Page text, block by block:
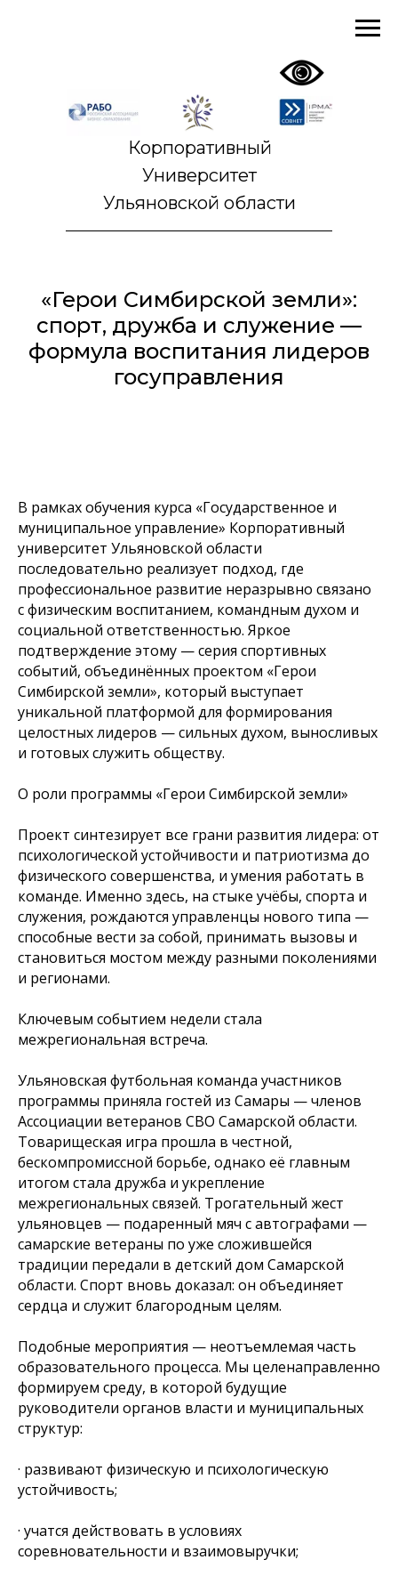
Корпоративный
Университет
Ульяновской области
«Герои Симбирской земли»:
спорт, дружба и служение —
формула воспитания лидеров
госуправления
В рамках обучения курса «Государственное и
муниципальное управление» Корпоративный
университет Ульяновской области
последовательно реализует подход, где
профессиональное развитие неразрывно связано
с физическим воспитанием, командным духом и
социальной ответственностью. Яркое
подтверждение этому — серия спортивных
событий, объединённых проектом «Герои
Симбирской земли», который выступает
уникальной платформой для формирования
целостных лидеров — сильных духом, выносливых
и готовых служить обществу.
О роли программы «Герои Симбирской земли»
Проект синтезирует все грани развития лидера: от
психологической устойчивости и патриотизма до
физического совершенства, и умения работать в
команде. Именно здесь, на стыке учёбы, спорта и
служения, рождаются управленцы нового типа —
способные вести за собой, принимать вызовы и
становиться мостом между разными поколениями
и регионами.
Ключевым событием недели стала
межрегиональная встреча.
Ульяновская футбольная команда участников
программы приняла гостей из Самары — членов
Ассоциации ветеранов СВО Самарской области.
Товарищеская игра прошла в честной,
бескомпромиссной борьбе, однако её главным
итогом стала дружба и укрепление
межрегиональных связей. Трогательный жест
ульяновцев — подаренный мяч с автографами —
самарские ветераны по уже сложившейся
традиции передали в детский дом Самарской
области. Спорт вновь доказал: он объединяет
сердца и служит благородным целям.
Подобные мероприятия — неотъемлемая часть
образовательного процесса. Мы целенаправленно
формируем среду, в которой будущие
руководители органов власти и муниципальных
структур:
· развивают физическую и психологическую
устойчивость;
· учатся действовать в условиях
соревновательности и взаимовыручки;